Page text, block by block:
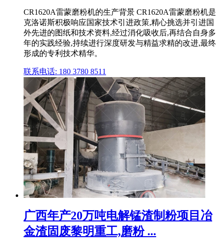
CR1620A雷蒙磨粉机的生产背景 CR1620A雷蒙磨粉机是
克洛诺斯积极响应国家技术引进政策,精心挑选并引进国
外先进的图纸和技术资料,经过消化吸收后,再结合自身多
年的实践经验,持续进行深度研发与精益求精的改进,最终
形成的专利技术精华。
联系电话: 180 3780 8511
广西年产20万吨电解锰渣制粉项目冶
金渣固废黎明重工,磨粉 ...